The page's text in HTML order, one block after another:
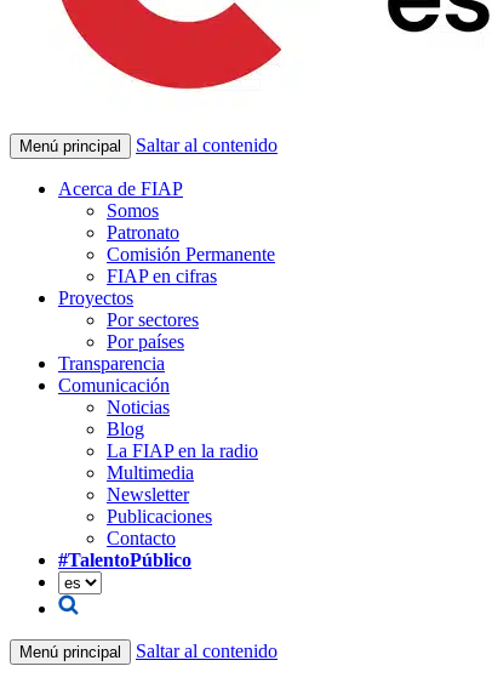
Menú principal Saltar al contenido
Acerca de FIAP
Somos
Patronato
Comisión Permanente
FIAP en cifras
Proyectos
Por sectores
Por países
Transparencia
Comunicación
Noticias
Blog
La FIAP en la radio
Multimedia
Newsletter
Publicaciones
Contacto
#TalentoPúblico
Menú principal Saltar al contenido